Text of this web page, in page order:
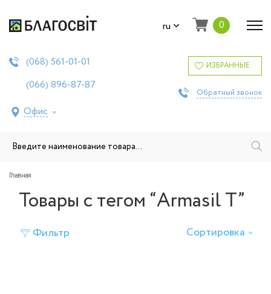
ru 0
(068) 561-01-01
(066) 896-87-87
Офис
ИЗБРАННЫЕ
Обратный звонок
Главная
Товары с тегом “Armasil T”
Фильтр Сортировка